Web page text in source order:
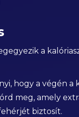
a
hogy a végén a
meg, amely
biztosít.